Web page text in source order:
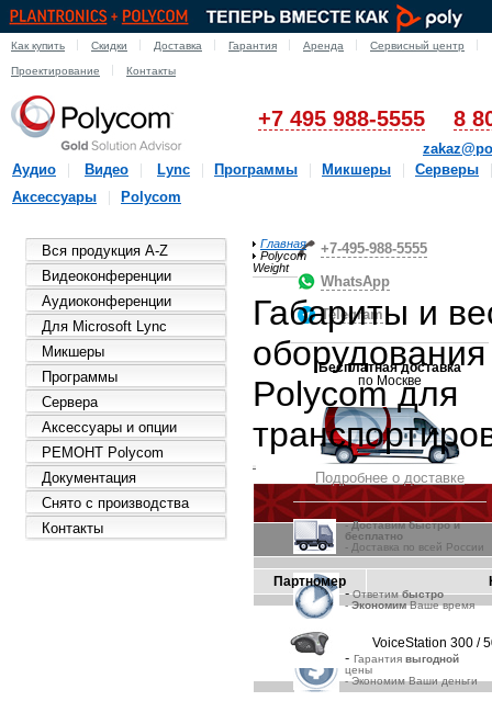
Как купить Скидки Доставка Гарантия Аренда Сервисный центр
Проектирование Контакты
+7 495 988-5555 8
Аудио
Видео Lync Программы Микшеры
Серверы
Аксессуары
Polycom
Вся продукция A-Z
Видеоконференции
Аудиоконференции
Для Microsoft Lync
Микшеры
Программы
Сервера
Аксессуары и опции
РЕМОНТ Polycom
Документация
Снято с производства
Контакты
+7-495-988-5555
WhatsApp
Telegram
Бесплатная доставка
по Москве
Подробнее о доставке
-Доставим быстро и
бесплатно
- Доставка по всей России
-Ответимбыстро
-ЭкономимВаше время
- Гарантия выгодной
цены
- Экономим Ваши деньги
Главная
Polycom
Weight
Габариты и
оборудования
Polycom для
Партномер
VoiceStation 300 /